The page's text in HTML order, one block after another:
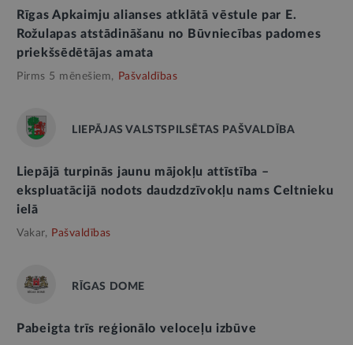
Rīgas Apkaimju alianses atklātā vēstule par E.
Rožulapas atstādināšanu no Būvniecības padomes
priekšsēdētājas amata
Pirms 5 mēnešiem, Pašvaldības
LIEPĀJAS VALSTSPILSĒTAS PAŠVALDĪBA
Liepājā turpinās jaunu mājokļu attīstība –
ekspluatācijā nodots daudzdzīvokļu nams Celtnieku
ielā
Vakar, Pašvaldības
RĪGAS DOME
Pabeigta trīs reģionālo veloceļu izbūve